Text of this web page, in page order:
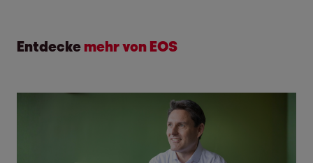
Entdecke mehr von EOS